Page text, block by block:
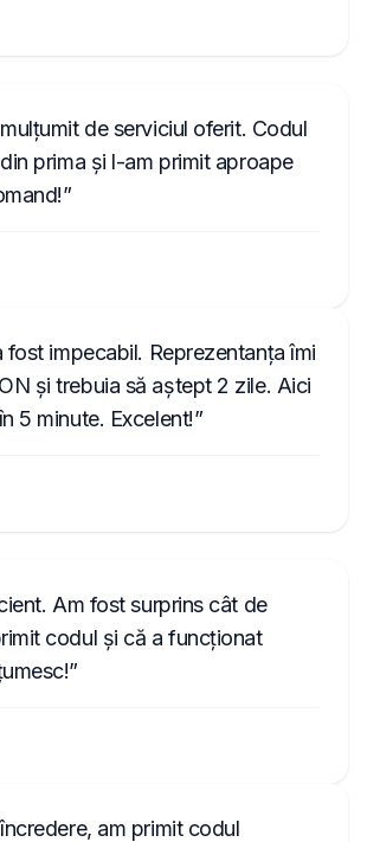
de serviciul oferit. Codul
prima și l-am primit aproape
fost impecabil. Reprezentanța îmi
și trebuia să aștept 2 zile. Aici
5 minute. Excelent!
Am fost surprins cât de
codul și că a funcționat
am primit codul